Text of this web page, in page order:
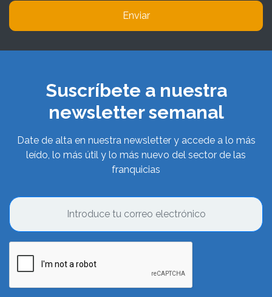
Enviar
Suscríbete a nuestra
newsletter semanal
Date de alta en nuestra newsletter y accede a lo más
leído, lo más útil y lo más nuevo del sector de las
franquicias